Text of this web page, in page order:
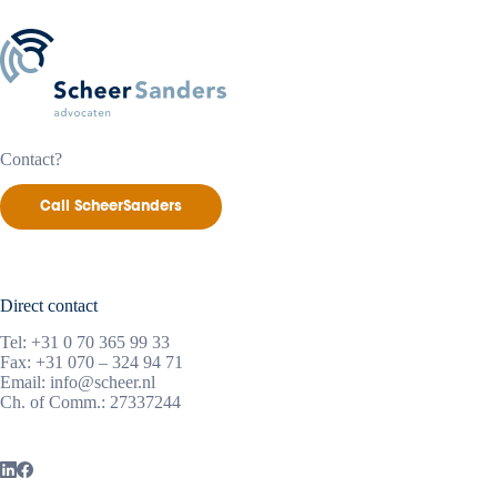
Contact?
Call ScheerSanders
Direct contact
Tel: +31 0 70 365 99 33
Fax: +31 070 – 324 94 71
Email: info@scheer.nl
Ch. of Comm.: 27337244